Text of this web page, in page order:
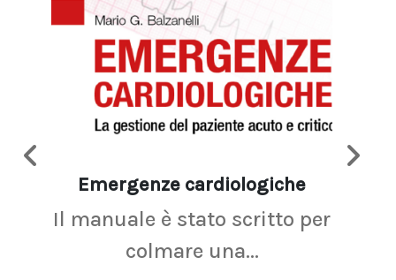
Emergenze cardiologiche
Il manuale è stato scritto per
colmare una...